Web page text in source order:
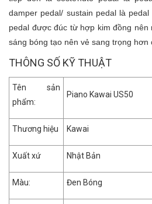
damper pedal/ sustain pedal là
pedal được đúc từ hợp kim đồng nên
sáng bóng tạo nên vẻ sang trọng hơn
THÔNG SỐ KỸ THUẬT
Tên sản
phẩm:
Piano Kawai US50
Thương hiệu Kawai
Xuất xứ Nhật Bản
Màu: Đen Bóng